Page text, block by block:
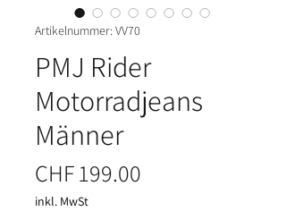
Artikelnummer: VV70
PMJ Rider
Motorradjeans
Männer
CHF 199.00
inkl. MwSt